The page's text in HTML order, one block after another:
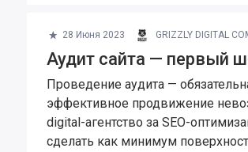
28 Июня 2023 GRIZZLY DIGITAL
Аудит сайта — первый
Проведение аудита —
эффективное продвижение
digital-агентство за SEO-
сделать как минимум